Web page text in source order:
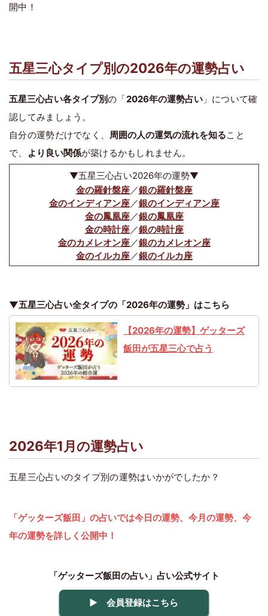
開中！
五星三心タイプ別の2026年の運勢占い
五星三心占い各タイプ別の「2026年の運勢占い」について確
認してみましょう。
自分の運勢だけでなく、 周囲の人の運気の流れを知ること
で、
より良い関係が築けるかもしれません。
▼五星三心占い2026年の運勢▼
金の羅針盤座／銀の羅針盤座
金のインディアン座／銀のインディアン座
金の鳳凰座／銀の鳳凰座
金の時計座／銀の時計座
金のカメレオン座／銀のカメレオン座
金のイルカ座／銀のイルカ座
▼五星三心占い全タイプの「2026年の運勢」はこちら
【2026年の運勢】ゲッターズ
飯田が五星三心で占う
2026年1月の運勢占い
五星三心占いのタイプ別の運勢はいかがでしたか？
「ゲッターズ飯田」の占いでは今日の運勢、今月の運勢、今
年の運勢を詳しく公開中！
「ゲッターズ飯田の占い」占い公式サイト
▶ 会員登録はこちら